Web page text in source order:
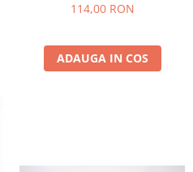
114,00 RON
ADAUGA IN COS